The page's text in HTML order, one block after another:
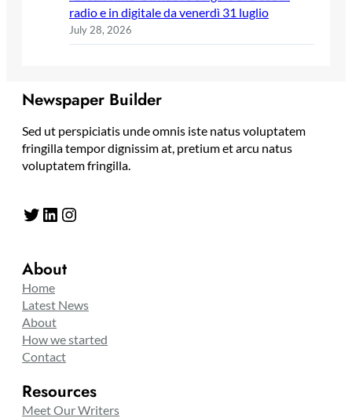
radio e in digitale da venerdì 31 luglio
July 28, 2026
Newspaper Builder
Sed ut perspiciatis unde omnis iste natus voluptatem
fringilla tempor dignissim at, pretium et arcu natus
voluptatem fringilla.
Twitter LinkedIn Instagram
About
Home
Latest News
About
How we started
Contact
Resources
Meet Our Writers